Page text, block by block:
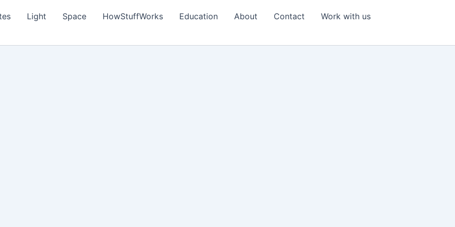
Light Space HowStuffWorks Education About Contact
Work with us